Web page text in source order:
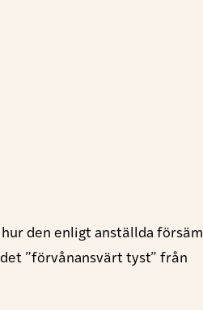
hur den enligt anställda
”förvånansvärt tyst” från